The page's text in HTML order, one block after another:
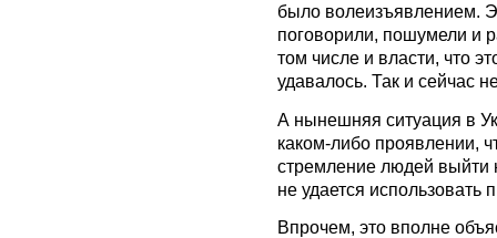
было волеизъявлением.
поговорили, пошумели и
том числе и власти, что
удавалось. Так и сейчас
А нынешняя ситуация в
каком-либо проявлении,
стремление людей выйти
не удается использовать
Впрочем, это вполне